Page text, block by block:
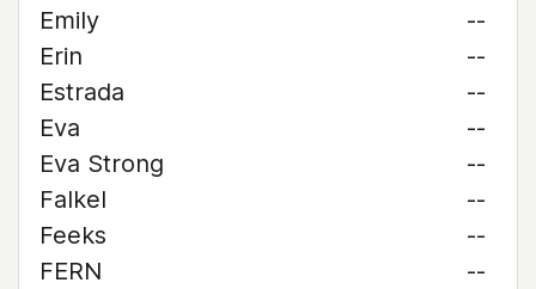
Emily
--
Erin
--
Estrada
--
Eva
--
Eva Strong
--
Falkel
--
Feeks
--
FERN
--